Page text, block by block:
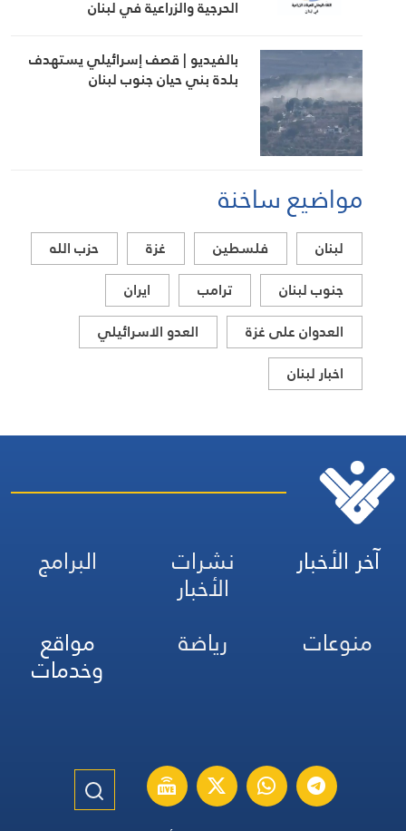
الحرجية والزراعية في لبنان
بالفيديو | قصف إسرائيلي يستهدف
بلدة بني حيان جنوب لبنان
مواضيع ساخنة
لبنان فلسطين غزة
حزب الله
جنوب لبنان
ترامب
ايران
العدوان على غزة
العدو الاسرائيلي
اخبار لبنان
آخر الأخبار نشرات
الأخبار
البرامج
منوعات
رياضة مواقع
وخدمات